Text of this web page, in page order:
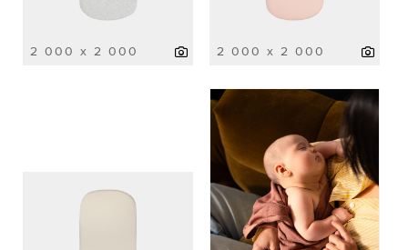
2 000 x 2 000 2 000 x 2 000